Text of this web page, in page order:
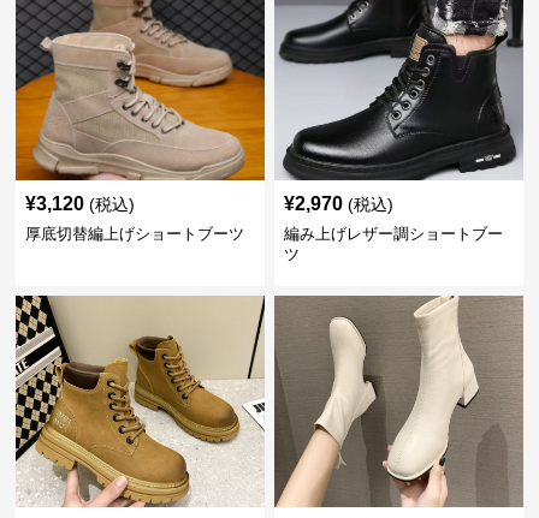
¥3,120 (税込)
厚底切替編上げショートブーツ
¥2,970 (税込)
編み上げレザー調ショートブー
ツ